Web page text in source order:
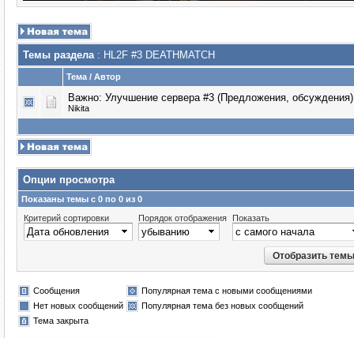
Темы раздела: HL2F #3 DEATHMATCH
Тема / Автор
Важно: Улучшение сервера #3 (Предложения, обсуждения)
Nikita
Опции просмотра
Показаны темы с 0 по 0 из 0
Критерий сортировки
Порядок отображения Показать
Сообщения
Популярная тема с новыми сообщениями
Нет новых сообщений
Популярная тема без новых сообщений
Тема закрыта